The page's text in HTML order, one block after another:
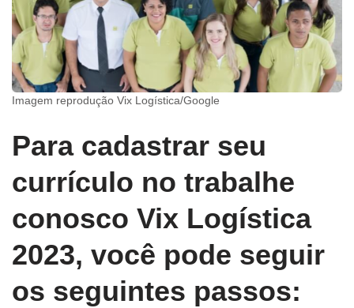
Imagem reprodução Vix Logística/Google
Para cadastrar seu
currículo no trabalhe
conosco Vix Logística
2023, você pode seguir
os seguintes passos: